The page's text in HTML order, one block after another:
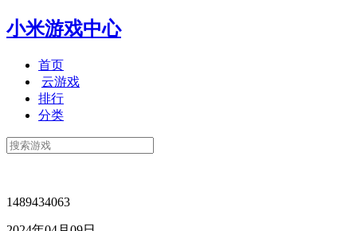
小米游戏中心
首页
云游戏
排行
分类
1489434063